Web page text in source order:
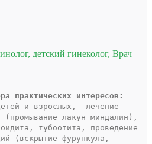
детский гинеколог, Врач
практических интересов:
и взрослых, лечение
(промывание лакун миндалин),
тубоотита, проведение
(вскрытие фурункула,